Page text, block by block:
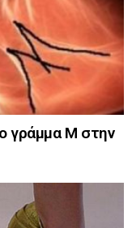
γράμμα Μ στην